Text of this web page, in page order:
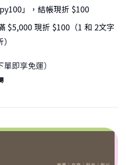
」，結帳現折 $100
$5,000 現折 $100（1 和 2文字
即享免運）